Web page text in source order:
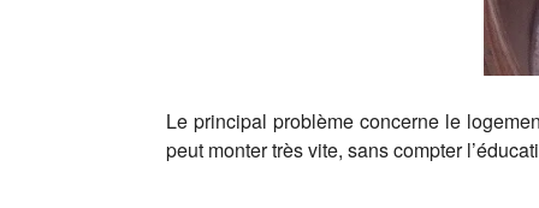
Le principal problème concerne le
peut monter très vite, sans compter